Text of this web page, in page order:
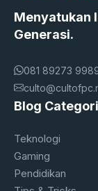
Menyatukan
Generasi.
081 89273
Blog
Teknologi
Gaming
Pendidikan